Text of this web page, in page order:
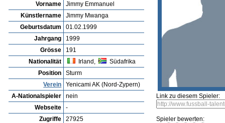
Vorname
Jimmy Emmanuel
Künstlername
Jimmy Mwanga
Geburtsdatum
01.02.1999
Jahrgang
1999
Grösse
191
Nationalität
Irland,
Südafrika
Position
Sturm
Verein
Yenicami AK (Nord-Zypern)
A-Nationalspieler
nein
Webseite
-
Zugriffe
27925
Link zu diesem Spieler:
Spieler bewerten: